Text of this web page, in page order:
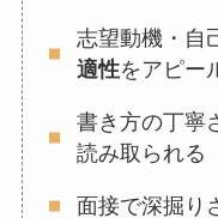
志望動機・自
適性をアピー
書き方の丁寧
読み取られる
面接で深掘り